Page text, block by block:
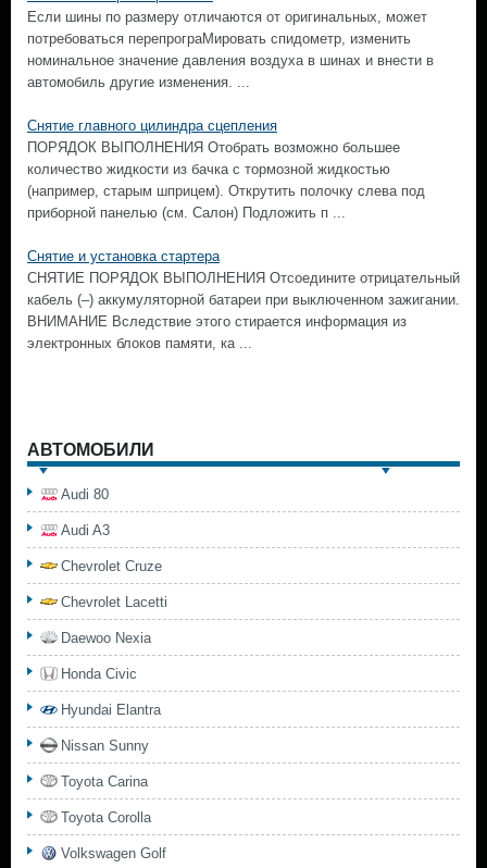
Если шины по размеру отличаются от оригинальных, может
потребоваться перепрограМировать спидометр, изменить
номинальное значение давления воздуха в шинах и внести в
автомобиль другие изменения. ...
Снятие главного цилиндра сцепления
ПОРЯДОК ВЫПОЛНЕНИЯ Отобрать возможно большее
количество жидкости из бачка с тормозной жидкостью
(например, старым шприцем). Открутить полочку слева под
приборной панелью (см. Салон) Подложить п ...
Снятие и установка стартера
СНЯТИЕ ПОРЯДОК ВЫПОЛНЕНИЯ Отсоедините отрицательный
кабель (–) аккумуляторной батареи при выключенном зажигании.
ВНИМАНИЕ Вследствие этого стирается информация из
электронных блоков памяти, ка ...
АВТОМОБИЛИ
Audi 80
Audi A3
Chevrolet Cruze
Chevrolet Lacetti
Daewoo Nexia
Honda Civic
Hyundai Elantra
Nissan Sunny
Toyota Carina
Toyota Corolla
Volkswagen Golf